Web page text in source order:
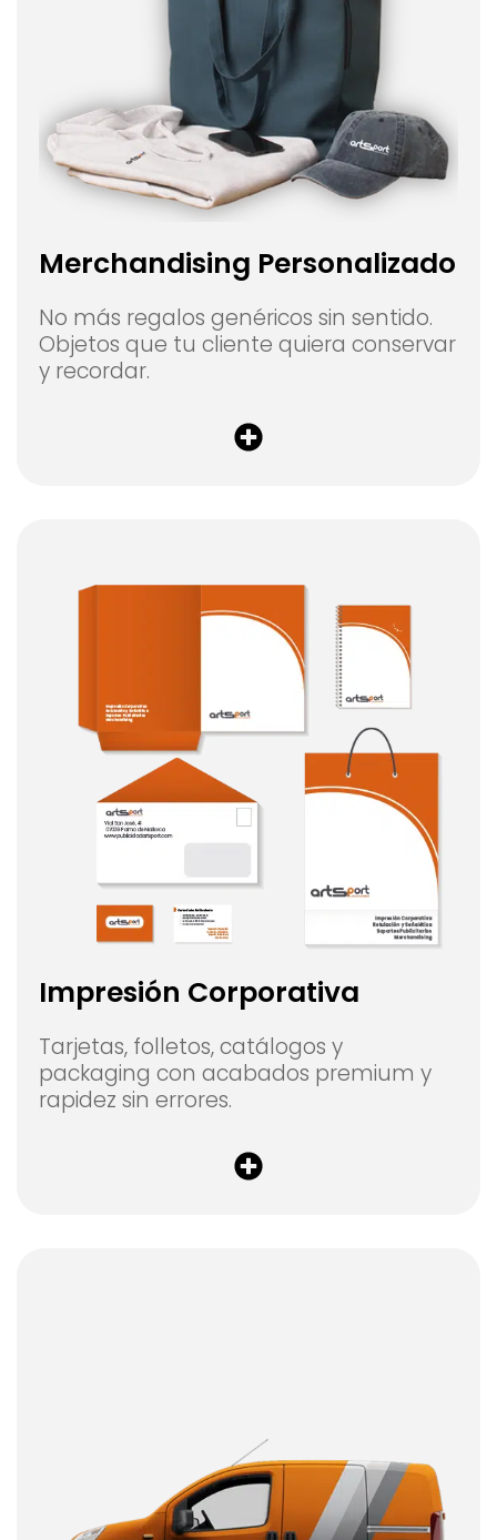
Merchandising Personalizado
No más regalos genéricos sin sentido.
Objetos que tu cliente quiera conservar
y recordar.
Impresión Corporativa
Tarjetas, folletos, catálogos y
packaging con acabados premium y
rapidez sin errores.